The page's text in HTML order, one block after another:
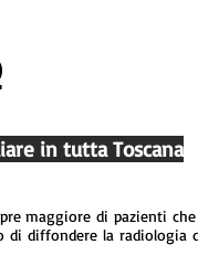
in tutta Toscana
maggiore di pazienti
di diffondere la